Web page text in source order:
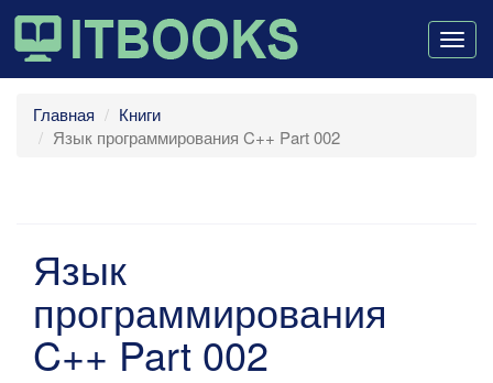
Главная
Книги
Язык программирования C++ Part 002
Язык
программирования
C++ Part 002